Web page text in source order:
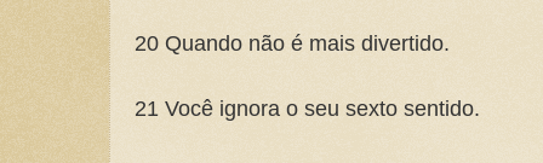
20 Quando não é mais divertido.
21 Você ignora o seu sexto sentido.